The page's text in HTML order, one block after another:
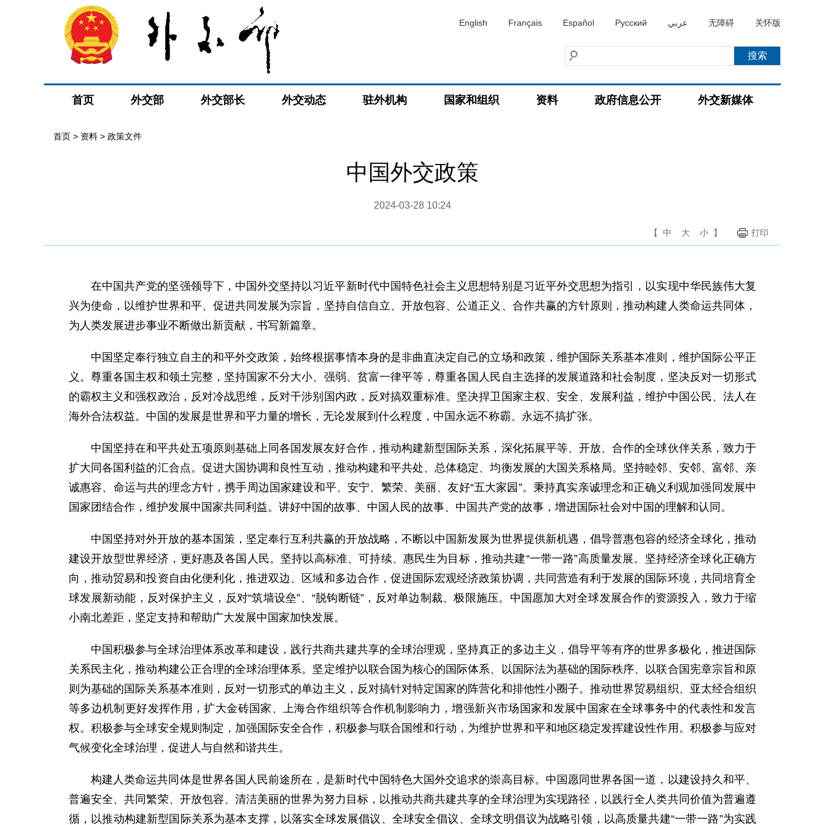
English Français Español Русский عربي 无障碍 关怀版
首页 外交部 外交部长 外交动态 驻外机构 国家和组织 资料 政府信息公开 外交新媒体
首页 > 资料 > 政策文件
中国外交政策
2024-03-28 10:24
【 中 大 小 】 打印
在中国共产党的坚强领导下，中国外交坚持以习近平新时代中国特色社会主义思想特别是习近平外交思想为指引，以实现中华民族伟大复
兴为使命，以维护世界和平、促进共同发展为宗旨，坚持自信自立、开放包容、公道正义、合作共赢的方针原则，推动构建人类命运共同体，
为人类发展进步事业不断做出新贡献，书写新篇章。
中国坚定奉行独立自主的和平外交政策，始终根据事情本身的是非曲直决定自己的立场和政策，维护国际关系基本准则，维护国际公平正
义。尊重各国主权和领土完整，坚持国家不分大小、强弱、贫富一律平等，尊重各国人民自主选择的发展道路和社会制度，坚决反对一切形式
的霸权主义和强权政治，反对冷战思维，反对干涉别国内政，反对搞双重标准。坚决捍卫国家主权、安全、发展利益，维护中国公民、法人在
海外合法权益。中国的发展是世界和平力量的增长，无论发展到什么程度，中国永远不称霸、永远不搞扩张。
中国坚持在和平共处五项原则基础上同各国发展友好合作，推动构建新型国际关系，深化拓展平等、开放、合作的全球伙伴关系，致力于
扩大同各国利益的汇合点。促进大国协调和良性互动，推动构建和平共处、总体稳定、均衡发展的大国关系格局。坚持睦邻、安邻、富邻、亲
诚惠容、命运与共的理念方针，携手周边国家建设和平、安宁、繁荣、美丽、友好“五大家园”。秉持真实亲诚理念和正确义利观加强同发展中
国家团结合作，维护发展中国家共同利益。讲好中国的故事、中国人民的故事、中国共产党的故事，增进国际社会对中国的理解和认同。
中国坚持对外开放的基本国策，坚定奉行互利共赢的开放战略，不断以中国新发展为世界提供新机遇，倡导普惠包容的经济全球化，推动
建设开放型世界经济，更好惠及各国人民。坚持以高标准、可持续、惠民生为目标，推动共建“一带一路”高质量发展。坚持经济全球化正确方
向，推动贸易和投资自由化便利化，推进双边、区域和多边合作，促进国际宏观经济政策协调，共同营造有利于发展的国际环境，共同培育全
球发展新动能，反对保护主义，反对“筑墙设垒”、“脱钩断链”，反对单边制裁、极限施压。中国愿加大对全球发展合作的资源投入，致力于缩
小南北差距，坚定支持和帮助广大发展中国家加快发展。
中国积极参与全球治理体系改革和建设，践行共商共建共享的全球治理观，坚持真正的多边主义，倡导平等有序的世界多极化，推进国际
关系民主化，推动构建公正合理的全球治理体系。坚定维护以联合国为核心的国际体系、以国际法为基础的国际秩序、以联合国宪章宗旨和原
则为基础的国际关系基本准则，反对一切形式的单边主义，反对搞针对特定国家的阵营化和排他性小圈子。推动世界贸易组织、亚太经合组织
等多边机制更好发挥作用，扩大金砖国家、上海合作组织等合作机制影响力，增强新兴市场国家和发展中国家在全球事务中的代表性和发言
权。积极参与全球安全规则制定，加强国际安全合作，积极参与联合国维和行动，为维护世界和平和地区稳定发挥建设性作用。积极参与应对
气候变化全球治理，促进人与自然和谐共生。
构建人类命运共同体是世界各国人民前途所在，是新时代中国特色大国外交追求的崇高目标。中国愿同世界各国一道，以建设持久和平、
普遍安全、共同繁荣、开放包容、清洁美丽的世界为努力目标，以推动共商共建共享的全球治理为实现路径，以践行全人类共同价值为普遍遵
循，以推动构建新型国际关系为基本支撑，以落实全球发展倡议、全球安全倡议、全球文明倡议为战略引领，以高质量共建“一带一路”为实践